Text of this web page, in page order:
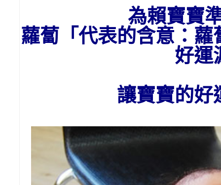
為賴寶寶
蘿蔔「代表的含意： 蘿
好運
讓寶寶的好